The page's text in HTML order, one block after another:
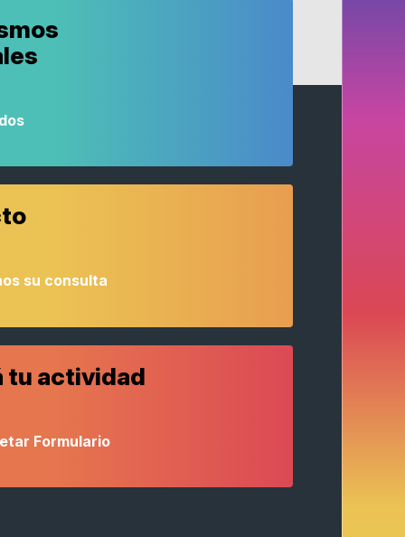
su consulta
tu actividad
Formulario